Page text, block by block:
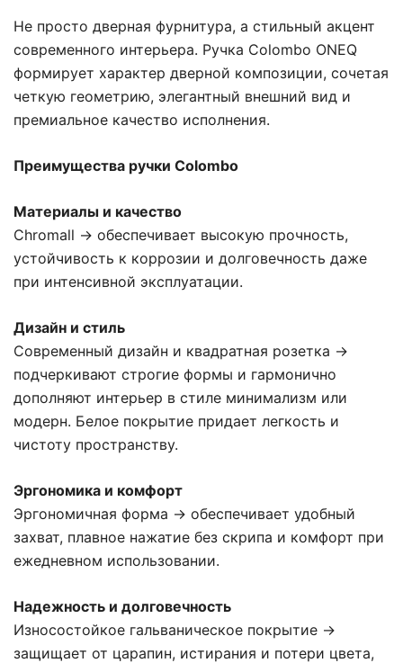
Не просто дверная фурнитура, а стильный акцент
современного интерьера. Ручка Colombo ONEQ
формирует характер дверной композиции, сочетая
четкую геометрию, элегантный внешний вид и
премиальное качество исполнения.
Преимущества ручки Colombo
Материалы и качество
Chromall → обеспечивает высокую прочность,
устойчивость к коррозии и долговечность даже
при интенсивной эксплуатации.
Дизайн и стиль
Современный дизайн и квадратная розетка →
подчеркивают строгие формы и гармонично
дополняют интерьер в стиле минимализм или
модерн. Белое покрытие придает легкость и
чистоту пространству.
Эргономика и комфорт
Эргономичная форма → обеспечивает удобный
захват, плавное нажатие без скрипа и комфорт при
ежедневном использовании.
Надежность и долговечность
Износостойкое гальваническое покрытие →
защищает от царапин, истирания и потери цвета,